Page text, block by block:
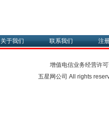
关于我们 联系我们 注
增值电信业务经营许
五星网公司 All rights